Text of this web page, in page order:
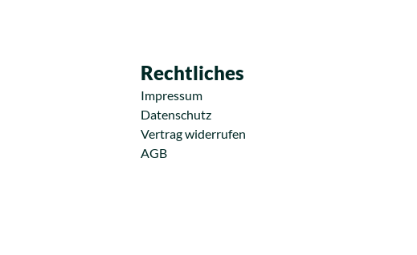
Rechtliches
Impressum
Datenschutz
Vertrag widerrufen
AGB